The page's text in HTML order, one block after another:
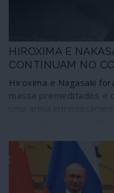
HIROXIMA E
CONTINUAM NO
Hiroxima e Nagasaki
massa premeditados e
XXI, lançando um novo